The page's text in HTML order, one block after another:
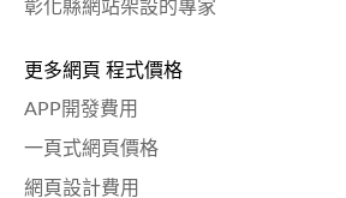
彰化縣網站架設的專家
更多網頁 程式價格
APP開發費用
一頁式網頁價格
網頁設計費用